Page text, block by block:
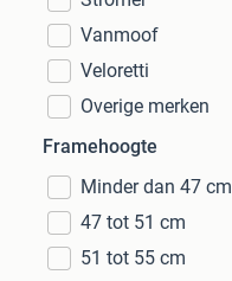
Vanmoof
Veloretti
Overige merken
Framehoogte
Minder dan 47 cm
47 tot 51 cm
51 tot 55 cm